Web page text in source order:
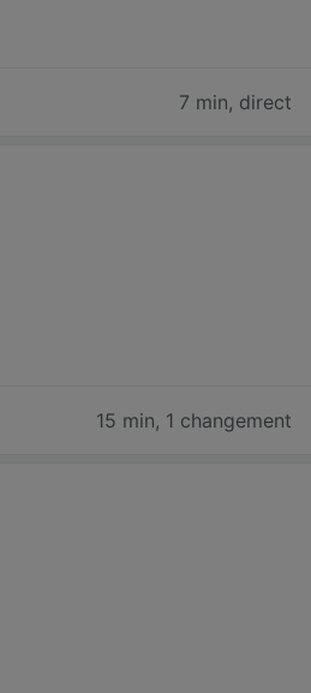
7 min, direct
15 min, 1 changement